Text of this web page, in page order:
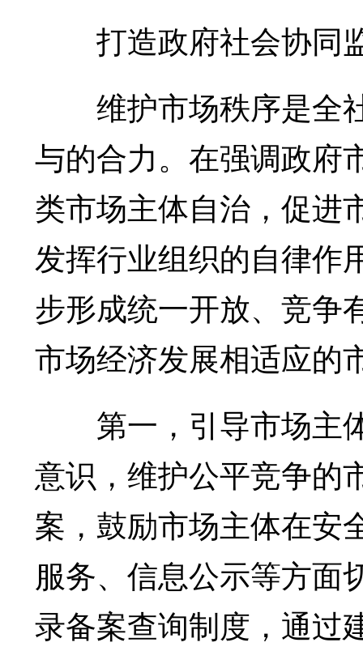
打造政府社会协同
维护市场秩序是全
与的合力。在强调政府
类市场主体自治，促进
发挥行业组织的自律作
步形成统一开放、竞争
市场经济发展相适应的
第一，引导市场主
意识，维护公平竞争的
案，鼓励市场主体在安
服务、信息公示等方面
录备案查询制度，通过